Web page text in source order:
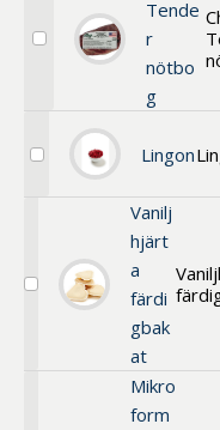
Välj
nötbog
Tende
r
nötbo
g
Välj
Lingon
Välj
Vanilj
hjärt
a
färdi
gbak
at
Mikro
form